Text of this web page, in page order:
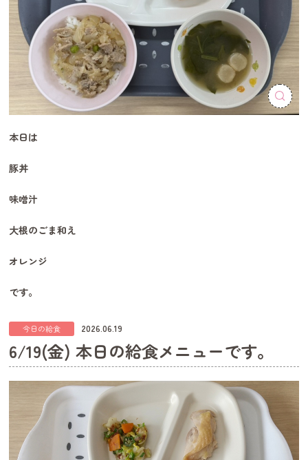
本日は
豚丼
味噌汁
大根のごま和え
オレンジ
です。
今日の給食 2026.06.19
6/19(金) 本日の給食メニューです。